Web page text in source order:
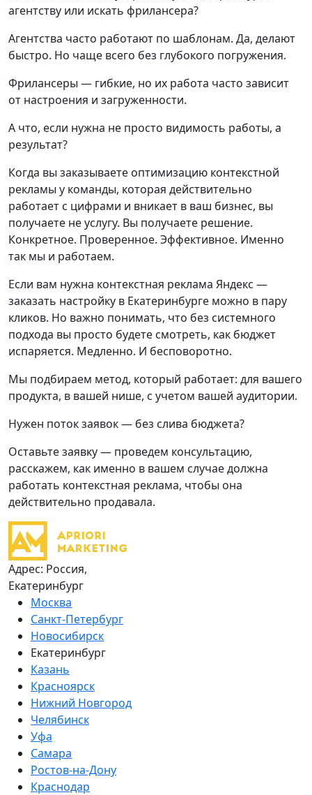
агентству или искать фрилансера?
Агентства часто работают по шаблонам. Да, делают
быстро. Но чаще всего без глубокого погружения.
Фрилансеры — гибкие, но их работа часто зависит
от настроения и загруженности.
А что, если нужна не просто видимость работы, а
результат?
Когда вы заказываете оптимизацию контекстной
рекламы у команды, которая действительно
работает с цифрами и вникает в ваш бизнес, вы
получаете не услугу. Вы получаете решение.
Конкретное. Проверенное. Эффективное. Именно
так мы и работаем.
Если вам нужна контекстная реклама Яндекс —
заказать настройку в Екатеринбурге можно в пару
кликов. Но важно понимать, что без системного
подхода вы просто будете смотреть, как бюджет
испаряется. Медленно. И бесповоротно.
Мы подбираем метод, который работает: для вашего
продукта, в вашей нише, с учетом вашей аудитории.
Нужен поток заявок — без слива бюджета?
Оставьте заявку — проведем консультацию,
расскажем, как именно в вашем случае должна
работать контекстная реклама, чтобы она
действительно продавала.
Адрес: Россия,
Екатеринбург
Москва
Санкт-Петербург
Новосибирск
Екатеринбург
Казань
Красноярск
Нижний Новгород
Челябинск
Уфа
Самара
Ростов-на-Дону
Краснодар